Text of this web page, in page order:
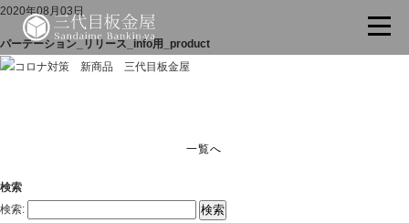
2020年08月03日
パーテーション_リリース_info用_product
一覧へ
検索
検索: